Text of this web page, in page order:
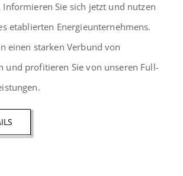
Informieren Sie sich jetzt und nutzen
etablierten Energieunternehmens.
einen starken Verbund von
und profitieren Sie von unseren Full-